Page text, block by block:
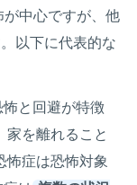
が中心ですが、他
以下に代表的な
怖と回避が特徴
家を離れること
怖症は恐怖対象